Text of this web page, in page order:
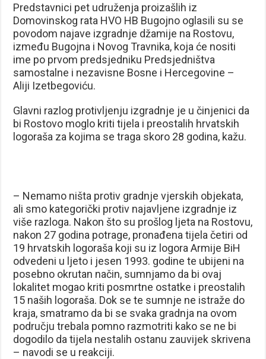
Predstavnici pet udruženja proizašlih iz
Domovinskog rata HVO HB Bugojno oglasili su se
povodom najave izgradnje džamije na Rostovu,
između Bugojna i Novog Travnika, koja će nositi
ime po prvom predsjedniku Predsjedništva
samostalne i nezavisne Bosne i Hercegovine –
Aliji Izetbegoviću.
Glavni razlog protivljenju izgradnje je u činjenici da
bi Rostovo moglo kriti tijela i preostalih hrvatskih
logoraša za kojima se traga skoro 28 godina, kažu.
– Nemamo ništa protiv gradnje vjerskih objekata,
ali smo kategorički protiv najavljene izgradnje iz
više razloga. Nakon što su prošlog ljeta na Rostovu,
nakon 27 godina potrage, pronađena tijela četiri od
19 hrvatskih logoraša koji su iz logora Armije BiH
odvedeni u ljeto i jesen 1993. godine te ubijeni na
posebno okrutan način, sumnjamo da bi ovaj
lokalitet mogao kriti posmrtne ostatke i preostalih
15 naših logoraša. Dok se te sumnje ne istraže do
kraja, smatramo da bi se svaka gradnja na ovom
području trebala pomno razmotriti kako se ne bi
dogodilo da tijela nestalih ostanu zauvijek skrivena
– navodi se u reakciji.